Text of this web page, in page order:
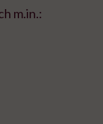
m.in.: